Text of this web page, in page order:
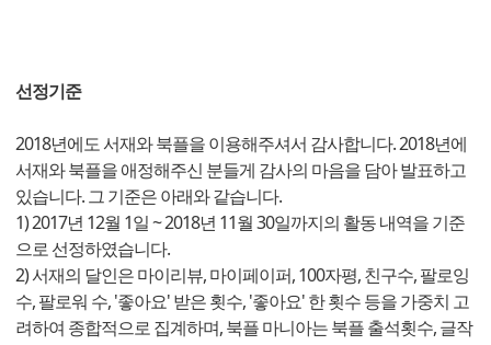
선정기준
2018년에도 서재와 북플을 이용해주셔서 감사합니다. 2018년에
서재와 북플을 애정해주신 분들게 감사의 마음을 담아 발표하고
있습니다. 그 기준은 아래와 같습니다.
1) 2017년 12월 1일 ~ 2018년 11월 30일까지의 활동 내역을 기준
으로 선정하였습니다.
2) 서재의 달인은 마이리뷰, 마이페이퍼, 100자평, 친구수, 팔로잉
수, 팔로워 수, '좋아요' 받은 횟수, '좋아요' 한 횟수 등을 가중치 고
려하여 종합적으로 집계하며, 북플 마니아는 북플 출석횟수, 글작